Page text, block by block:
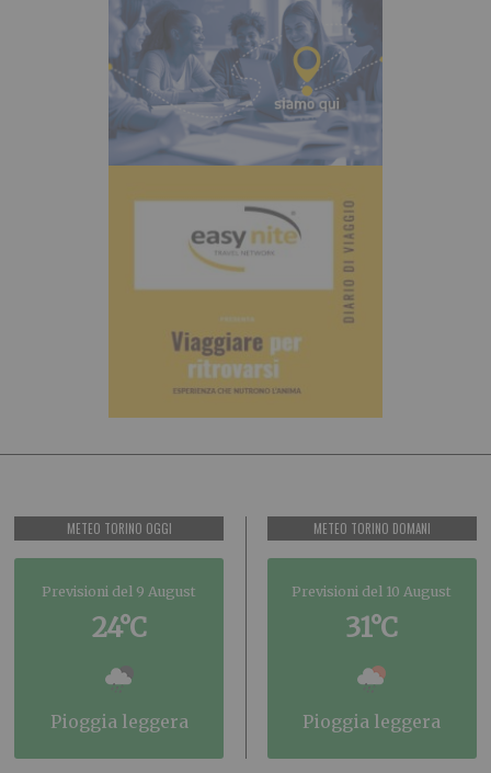
METEO TORINO OGGI
Previsioni del 9 August
24°C
pioggia leggera
METEO TORINO DOMANI
Previsioni del 10 August
31°C
pioggia leggera